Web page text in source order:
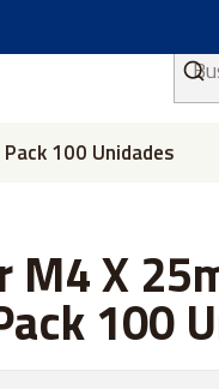
100 Unidades
M4 X
100